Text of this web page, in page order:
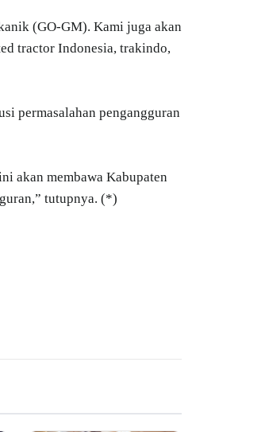
(GO-GM). Kami juga akan
tractor Indonesia, trakindo,
permasalahan pengangguran
akan membawa Kabupaten
tutupnya. (*)